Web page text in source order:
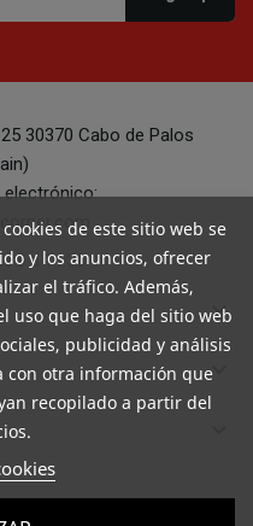
30370 Cabo de Palos
electrónico:
9 a 14:30
keyboard_arrow_down
keyboard_arrow_down

de este sitio web se
y los anuncios, ofrecer
el tráfico. Además,
uso que haga del sitio web
publicidad y análisis
con otra información que
recopilado a partir del